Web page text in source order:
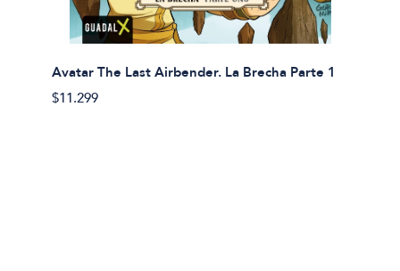
Avatar The Last Airbender. La Brecha Parte 1
$11.299